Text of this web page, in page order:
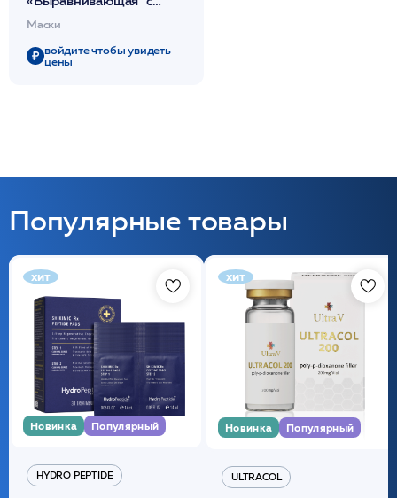
мульт.компл/ Vita
Whitening Sheet Mask
30г. 1шт /HISTOLAB*
Маски
войдите чтобы увидеть
цены
Популярные товары
хит
Новинка Популярный
HYDRO PEPTIDE
хит
Новинка Популярный
ULTRACOL